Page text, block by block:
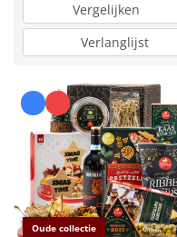
Vergelijken
Verlanglijst
Oude collectie